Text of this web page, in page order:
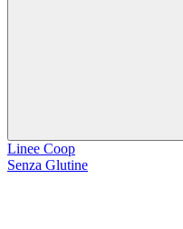
Linee Coop
Senza Glutine